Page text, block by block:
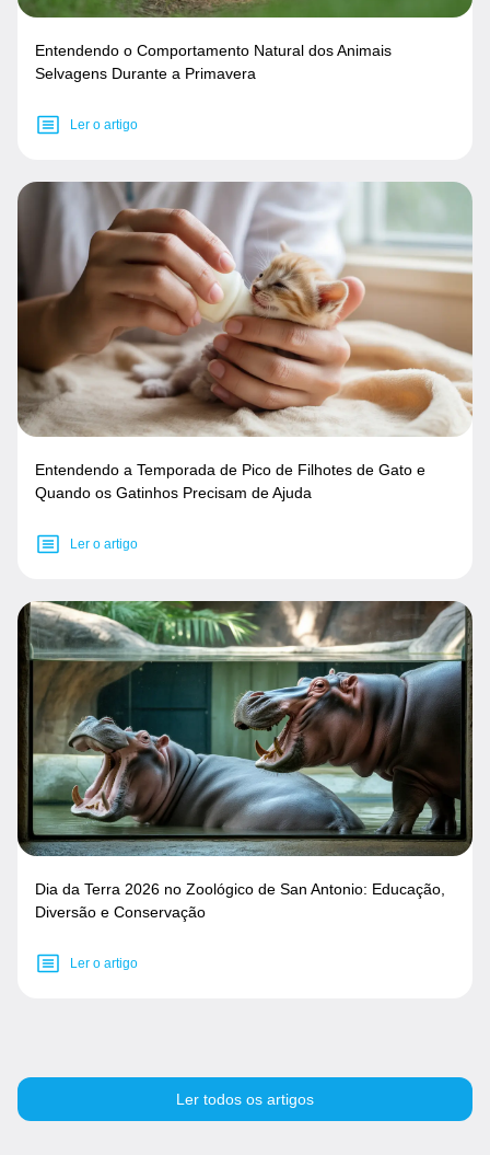
Entendendo o Comportamento Natural dos Animais
Selvagens Durante a Primavera
Ler o artigo
Entendendo a Temporada de Pico de Filhotes de Gato e
Quando os Gatinhos Precisam de Ajuda
Ler o artigo
Dia da Terra 2026 no Zoológico de San Antonio: Educação,
Diversão e Conservação
Ler o artigo
Ler todos os artigos